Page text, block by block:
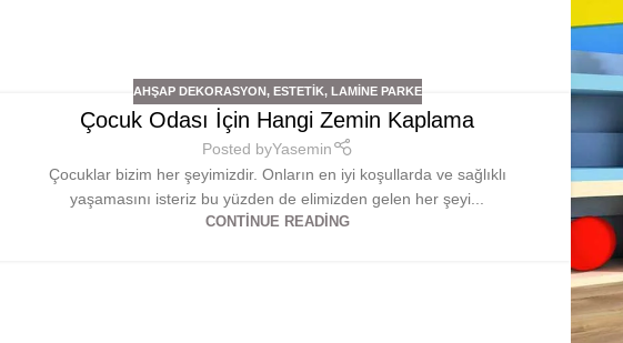
AHŞAP DEKORASYON, ESTETIK, LAMINE PARKE
Çocuk Odası İçin Hangi Zemin Kaplama
Posted byYasemin
Çocuklar bizim her şeyimizdir. Onların en iyi koşullarda ve sağlıklı
yaşamasını isteriz bu yüzden de elimizden gelen her şeyi...
CONTINUE READING